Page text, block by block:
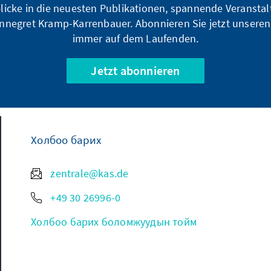
in die neuesten Publikationen, spannende
Kramp-Karrenbauer. Abonnieren Sie jetzt
immer auf dem Laufenden.
Jetzt abonnieren
Холбоо барих
zentrale@kas.de
+49 30 26996-0
Холбоо барих боломжуудын тойм